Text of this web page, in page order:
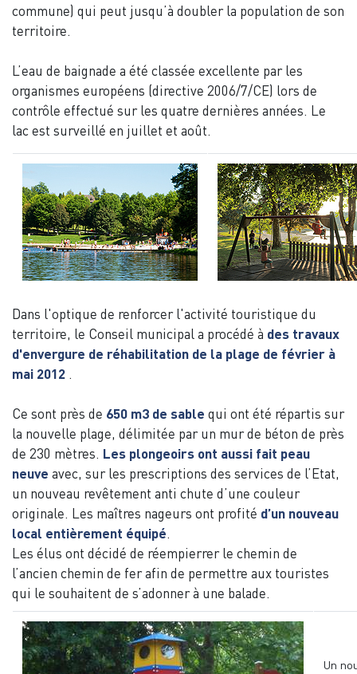
commune) qui peut jusqu’à doubler la population de son
territoire.
L’eau de baignade a été classée excellente par les
organismes européens (directive 2006/7/CE) lors de
contrôle effectué sur les quatre dernières années. Le
lac est surveillé en juillet et août.
Dans l'optique de renforcer l'activité touristique du
territoire, le Conseil municipal a procédé à des travaux
d'envergure de réhabilitation de la plage de février à
mai 2012 .
Ce sont près de 650 m3 de sable qui ont été répartis sur
la nouvelle plage, délimitée par un mur de béton de près
de 230 mètres. Les plongeoirs ont aussi fait peau
neuve avec, sur les prescriptions des services de l’Etat,
un nouveau revêtement anti chute d’une couleur
originale. Les maîtres nageurs ont profité d’un nouveau
local entièrement équipé.
Les élus ont décidé de réempierrer le chemin de
l’ancien chemin de fer afin de permettre aux touristes
qui le souhaitent de s’adonner à une balade.
Un